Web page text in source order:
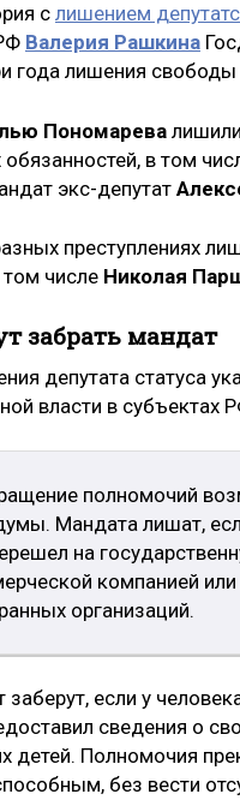
с лишением
Валерия Рашкина
года лишения
Пономарева
обязанностей, в том
экс-депутат
преступлениях
том числе Николая
забрать мандат
депутата статуса
власти в субъектах
полномочий
Мандата лишат,
на
компанией
организаций.
заберут, если у
сведения о
детей. Полномочия
без вести